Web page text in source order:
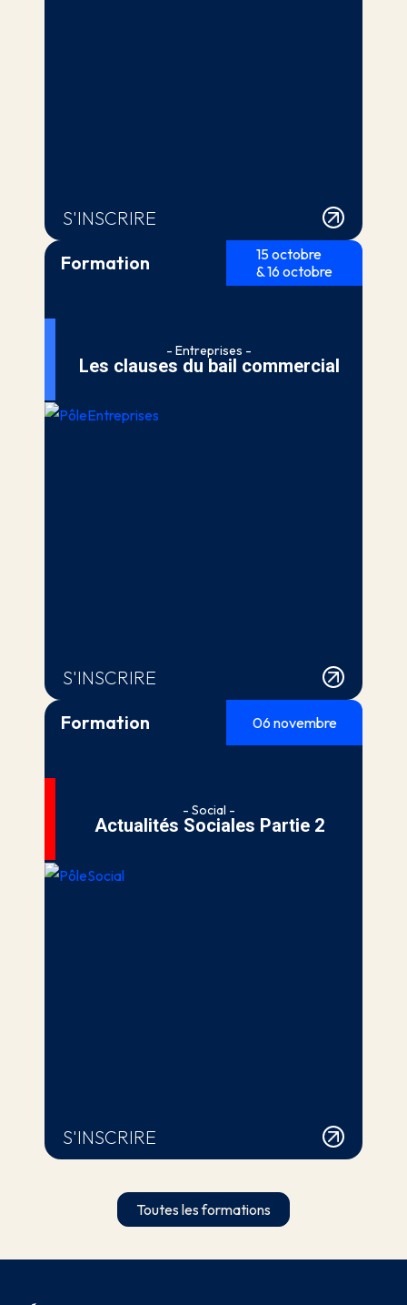
S'INSCRIRE
Formation
15 octobre
& 16 octobre
- Entreprises -
Les clauses du bail commercial
S'INSCRIRE
Formation
06 novembre
- Social -
Actualités Sociales Partie 2
S'INSCRIRE
Toutes les formations